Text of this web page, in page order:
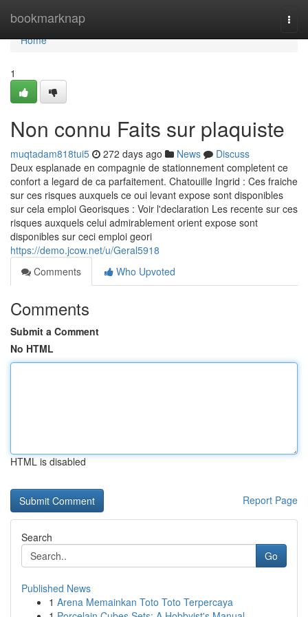
bookmarknap
Home
Home
1
Non connu Faits sur plaquiste
muqtadam818tui5 272 days ago News
Discuss
Deux esplanade en compagnie de stationnement completent ce
confort a legard de ca parfaitement. Chatouille Ingrid : Ces fraiche
sur ces risques auxquels ce oui levant expose sont disponibles
sur cela emploi Georisques : Voir l'declaration Les recente sur ces
risques auxquels celui admirablement orient expose sont
disponibles sur ceci emploi geori
https://demo.jcow.net/u/Geral5918
Comments
Who Upvoted
Comments
Submit a Comment
No HTML
HTML is disabled
Report Page
Search
Go
Published News
1 Arena Memainkan Toto Toto Terpercaya